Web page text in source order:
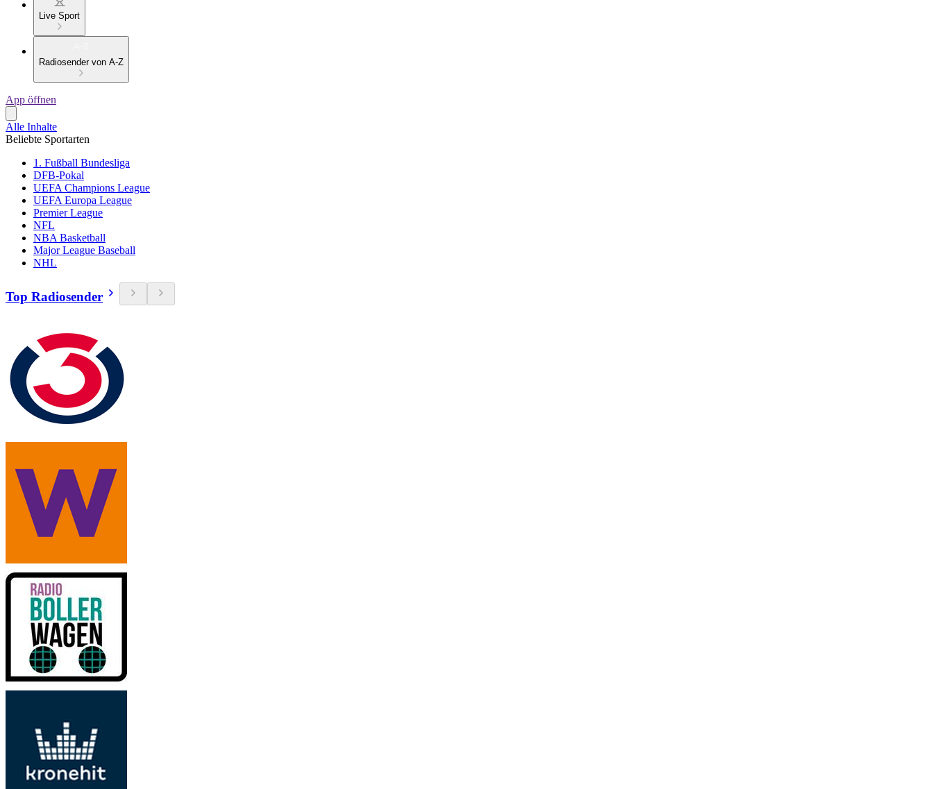
Live Sport
Radiosender von A-Z
App öffnen
Alle Inhalte
Beliebte Sportarten
1. Fußball Bundesliga
DFB-Pokal
UEFA Champions League
UEFA Europa League
Premier League
NFL
NBA Basketball
Major League Baseball
NHL
Top Radiosender